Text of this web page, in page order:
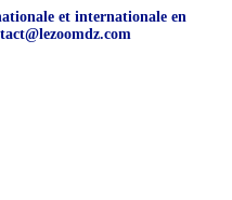
et internationale en